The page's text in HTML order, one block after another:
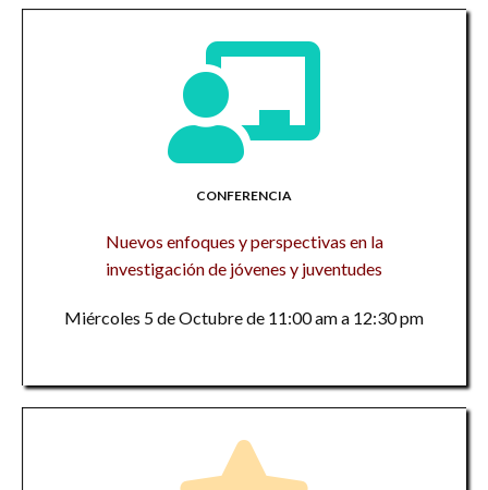
CONFERENCIA
Nuevos enfoques y perspectivas en la
investigación de jóvenes y juventudes
Miércoles 5 de Octubre de 11:00 am a 12:30 pm